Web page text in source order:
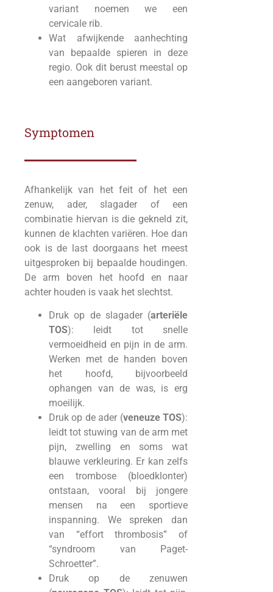
variant noemen we een
cervicale rib.
Wat afwijkende aanhechting
van bepaalde spieren in deze
regio. Ook dit berust meestal op
een aangeboren variant.
Symptomen
Afhankelijk van het feit of het een
zenuw, ader, slagader of een
combinatie hiervan is die gekneld zit,
kunnen de klachten variëren. Hoe dan
ook is de last doorgaans het meest
uitgesproken bij bepaalde houdingen.
De arm boven het hoofd en naar
achter houden is vaak het slechtst.
Druk op de slagader (arteriële
TOS): leidt tot snelle
vermoeidheid en pijn in de arm.
Werken met de handen boven
het hoofd, bijvoorbeeld
ophangen van de was, is erg
moeilijk.
Druk op de ader (veneuze TOS):
leidt tot stuwing van de arm met
pijn, zwelling en soms wat
blauwe verkleuring. Er kan zelfs
een trombose (bloedklonter)
ontstaan, vooral bij jongere
mensen na een sportieve
inspanning. We spreken dan
van “effort thrombosis” of
“syndroom van Paget-
Schroetter”.
Druk op de zenuwen